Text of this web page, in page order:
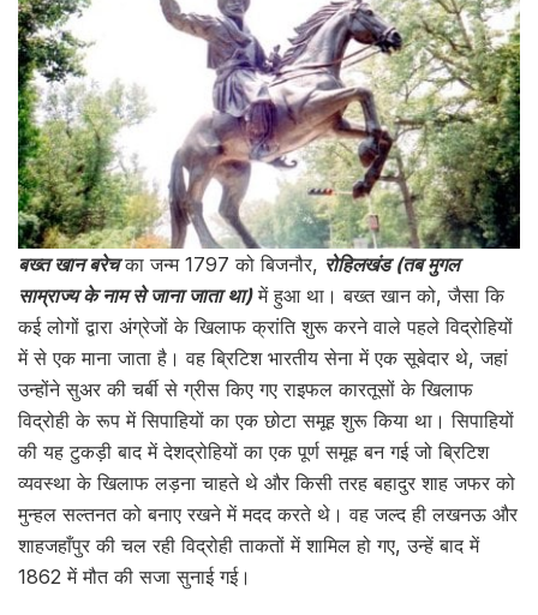
बख्त खान बरेचका जन्म 1797 को बिजनौर, रोहिलखंड (तब मुगल
साम्राज्य के नाम से जाना जाता था)में हुआ था। बख्त खान को, जैसा कि
कई लोगों द्वारा अंग्रेजों के खिलाफ क्रांति शुरू करने वाले पहले विद्रोहियों
में से एक माना जाता है। वह ब्रिटिश भारतीय सेना में एक सूबेदार थे, जहां
उन्होंने सुअर की चर्बी से ग्रीस किए गए राइफल कारतूसों के खिलाफ
विद्रोही के रूप में सिपाहियों का एक छोटा समूह शुरू किया था। सिपाहियों
की यह टुकड़ी बाद में देशद्रोहियों का एक पूर्ण समूह बन गई जो ब्रिटिश
व्यवस्था के खिलाफ लड़ना चाहते थे और किसी तरह बहादुर शाह जफर को
मुन्हल सल्तनत को बनाए रखने में मदद करते थे। वह जल्द ही लखनऊ और
शाहजहाँपुर की चल रही विद्रोही ताकतों में शामिल हो गए, उन्हें बाद में
1862 में मौत की सजा सुनाई गई।